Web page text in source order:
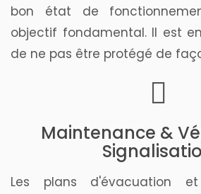
bon état de
objectif fondamental. Il est
de ne pas être protégé de
Maintenance &
Les plans d'évacuation